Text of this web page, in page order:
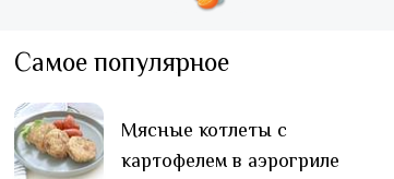
Самое популярное
Мясные котлеты с
картофелем в аэрогриле